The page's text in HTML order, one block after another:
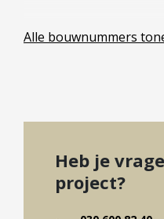
Alle bouwnummers
Heb je
project?